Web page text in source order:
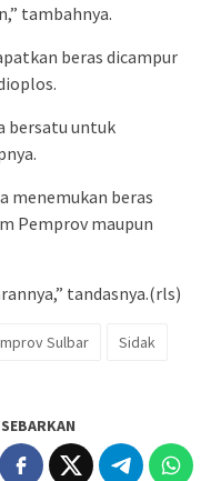
tambahnya.
beras dicampur
bersatu untuk
menemukan beras
Pemprov maupun
tandasnya.(rls)
Sulbar
Sidak
SEBARKAN